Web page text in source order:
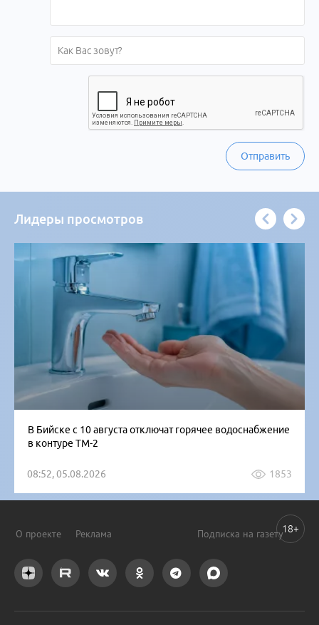
Отправить
Лидеры просмотров
В Бийске с 10 августа отключат горячее водоснабжение
в контуре ТМ-2
08:52, 05.08.2026 1853
О проекте Реклама Подписка на газету18+